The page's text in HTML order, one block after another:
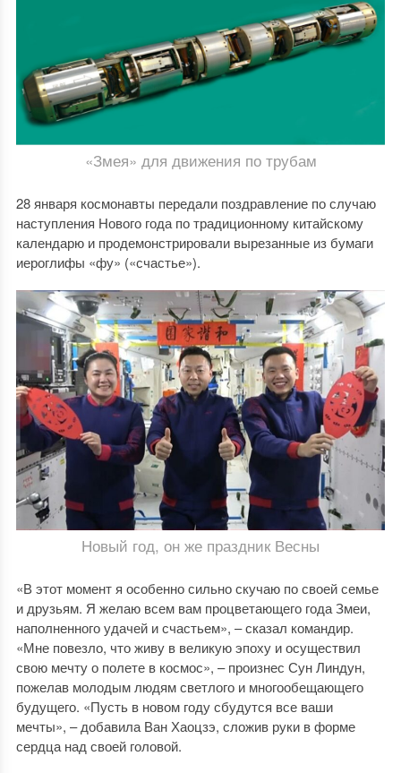
«Змея» для движения по трубам
28 января космонавты передали поздравление по случаю
наступления Нового года по традиционному китайскому
календарю и продемонстрировали вырезанные из бумаги
иероглифы «фу» («счастье»).
Новый год, он же праздник Весны
«В этот момент я особенно сильно скучаю по своей семье
и друзьям. Я желаю всем вам процветающего года Змеи,
наполненного удачей и счастьем», – сказал командир.
«Мне повезло, что живу в великую эпоху и осуществил
свою мечту о полете в космос», – произнес Сун Линдун,
пожелав молодым людям светлого и многообещающего
будущего. «Пусть в новом году сбудутся все ваши
мечты», – добавила Ван Хаоцзэ, сложив руки в форме
сердца над своей головой.